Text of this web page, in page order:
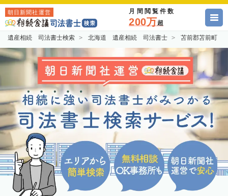
朝日新聞社運営 月間閲覧件数
200万超
遺産相続 司法書士検索 北海道 遺産相続 司法書士 苫前郡苫前町